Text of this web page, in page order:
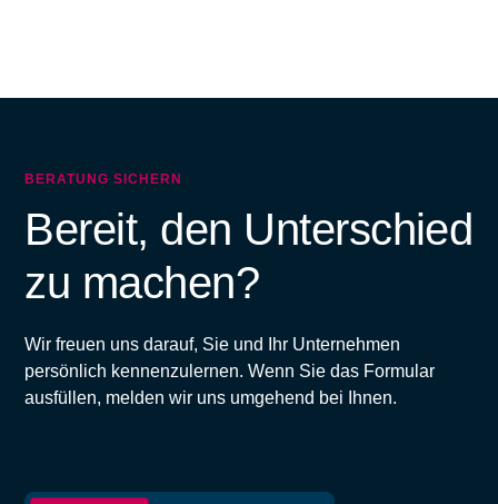
BERATUNG SICHERN
Bereit, den Unterschied
zu machen?
Wir freuen uns darauf, Sie und Ihr Unternehmen
persönlich kennenzulernen. Wenn Sie das Formular
ausfüllen, melden wir uns umgehend bei Ihnen.